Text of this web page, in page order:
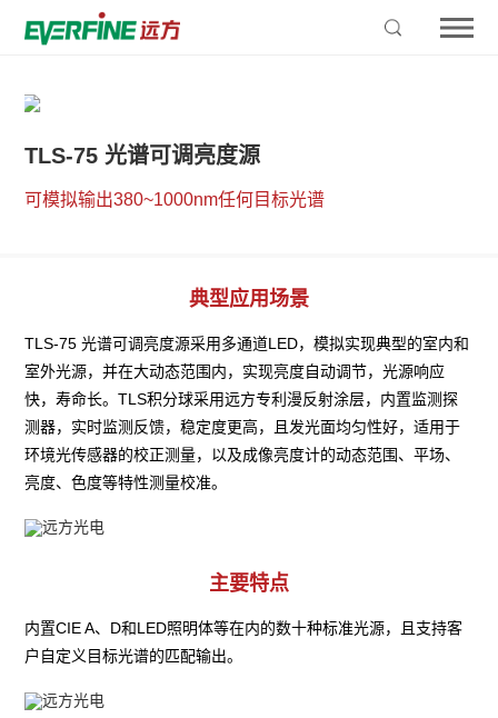
TLS-75 光谱可调亮度源
可模拟输出380~1000nm任何目标光谱
典型应用场景
TLS-75 光谱可调亮度源采用多通道LED，模拟实现典型的室内和
室外光源，并在大动态范围内，实现亮度自动调节，光源响应
快，寿命长。TLS积分球采用远方专利漫反射涂层，内置监测探
测器，实时监测反馈，稳定度更高，且发光面均匀性好，适用于
环境光传感器的校正测量，以及成像亮度计的动态范围、平场、
亮度、色度等特性测量校准。
主要特点
内置CIE A、D和LED照明体等在内的数十种标准光源，且支持客
户自定义目标光谱的匹配输出。